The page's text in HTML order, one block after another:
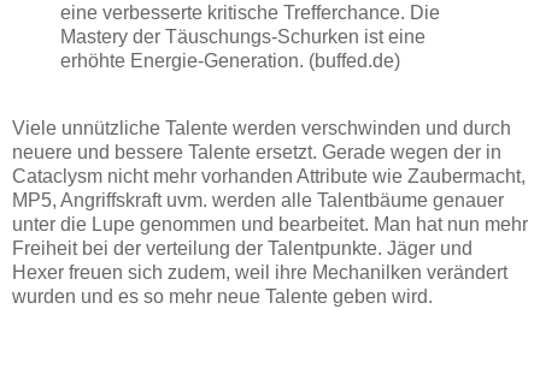
eine verbesserte kritische Trefferchance. Die
Mastery der Täuschungs-Schurken ist eine
erhöhte Energie-Generation. (buffed.de)
Viele unnützliche Talente werden verschwinden und durch
neuere und bessere Talente ersetzt. Gerade wegen der in
Cataclysm nicht mehr vorhanden Attribute wie Zaubermacht,
MP5, Angriffskraft uvm. werden alle Talentbäume genauer
unter die Lupe genommen und bearbeitet. Man hat nun mehr
Freiheit bei der verteilung der Talentpunkte. Jäger und
Hexer freuen sich zudem, weil ihre Mechanilken verändert
wurden und es so mehr neue Talente geben wird.